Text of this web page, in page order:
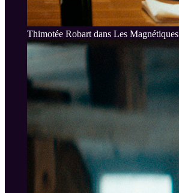
Thimotée Robart dans Les Magnétiques